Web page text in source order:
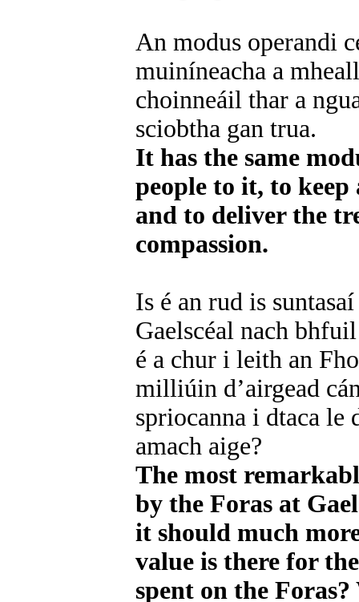
An modus operandi
muiníneacha a
choinneáil thar a
sciobtha gan trua.
It has the same
people to it, to
and to deliver the
compassion.
Is é an rud is
Gaelscéal nach
é a chur i leith an
milliúin d’airgead
spriocanna i dtaca le
amach aige?
The most
by the Foras at
it should much
value is there for
spent on the